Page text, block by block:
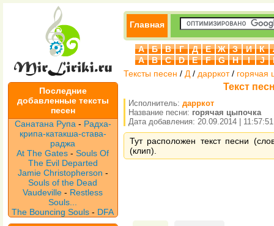
Последние
добавленные тексты
песен
Санатана Рупа - Радха-
крипа-катакша-става-
раджа
At The Gates -Souls Of
The Evil Departed
Jamie Christopherson -
Souls of the Dead
Vaudeville- Restless
Souls...
The Bouncing Souls - DFA
Главная
А Б В Г Д Е Ж З И К
A
B C D E F G H I J
Тексты песен / Д / дарркот/ горячая
Текст
Исполнитель: дарркот
Название песни: горячая цыпочка
Дата добавления: 20.09.2014 | 11:57:51
Тут расположен текст песни
(клип).